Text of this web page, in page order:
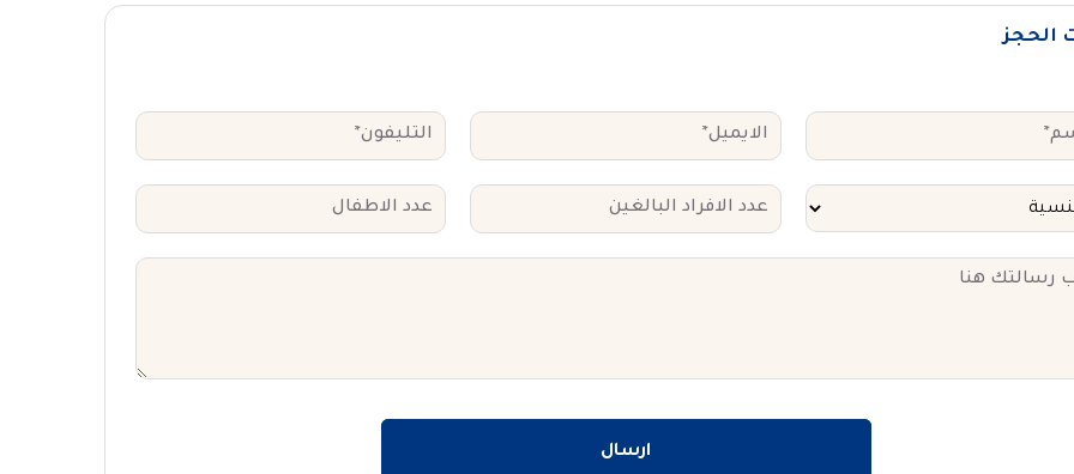
الحجز
ارسال